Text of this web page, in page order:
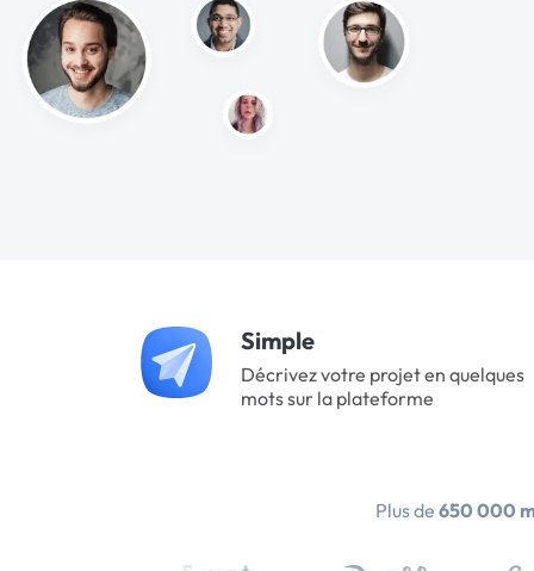
Simple
Décrivez votre projet en quelques
mots sur la plateforme
Plus de 650 000